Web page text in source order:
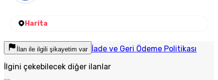
Harita
İlan ile ilgili şikayetim var İade ve Geri Ödeme Politikası
İlgini çekebilecek diğer ilanlar